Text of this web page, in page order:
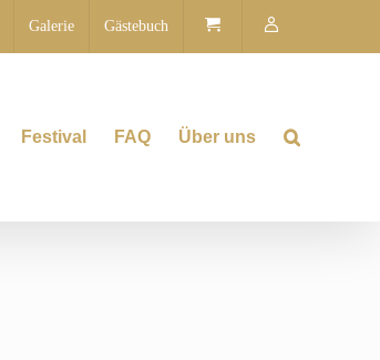
Galerie Gästebuch
Festival FAQ Über uns